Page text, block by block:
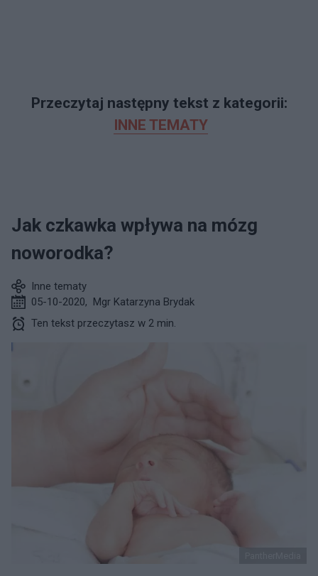
Przeczytaj następny tekst z kategorii:
INNE TEMATY
Jak czkawka wpływa na mózg
noworodka?
Inne tematy
05-10-2020, Mgr Katarzyna Brydak
Ten tekst przeczytasz w 2 min.